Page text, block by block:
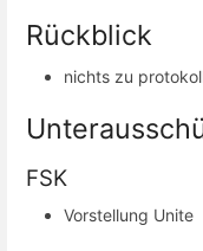
Rückblick
nichts zu
FSK
Vorstellung Unite